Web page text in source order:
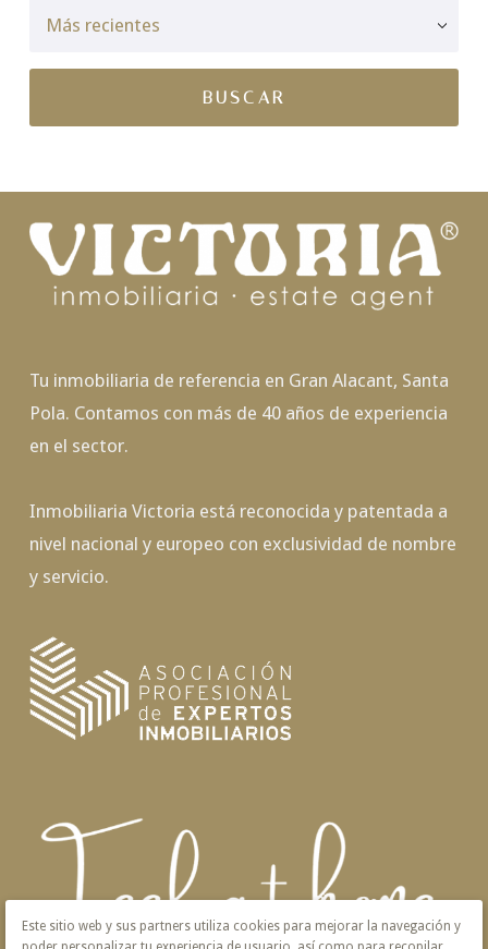
Tu inmobiliaria de referencia en Gran Alacant, Santa
Pola. Contamos con más de 40 años de experiencia
en el sector.
Inmobiliaria Victoria está reconocida y patentada a
nivel nacional y europeo con exclusividad de nombre
y servicio.
Este sitio web y sus partners utiliza cookies para mejorar la navegación y